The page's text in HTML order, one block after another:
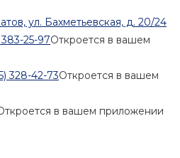
ул. Бахметьевская, д. 20/24
25-97Откроется в вашем
328-42-73Откроется в вашем
в вашем приложении